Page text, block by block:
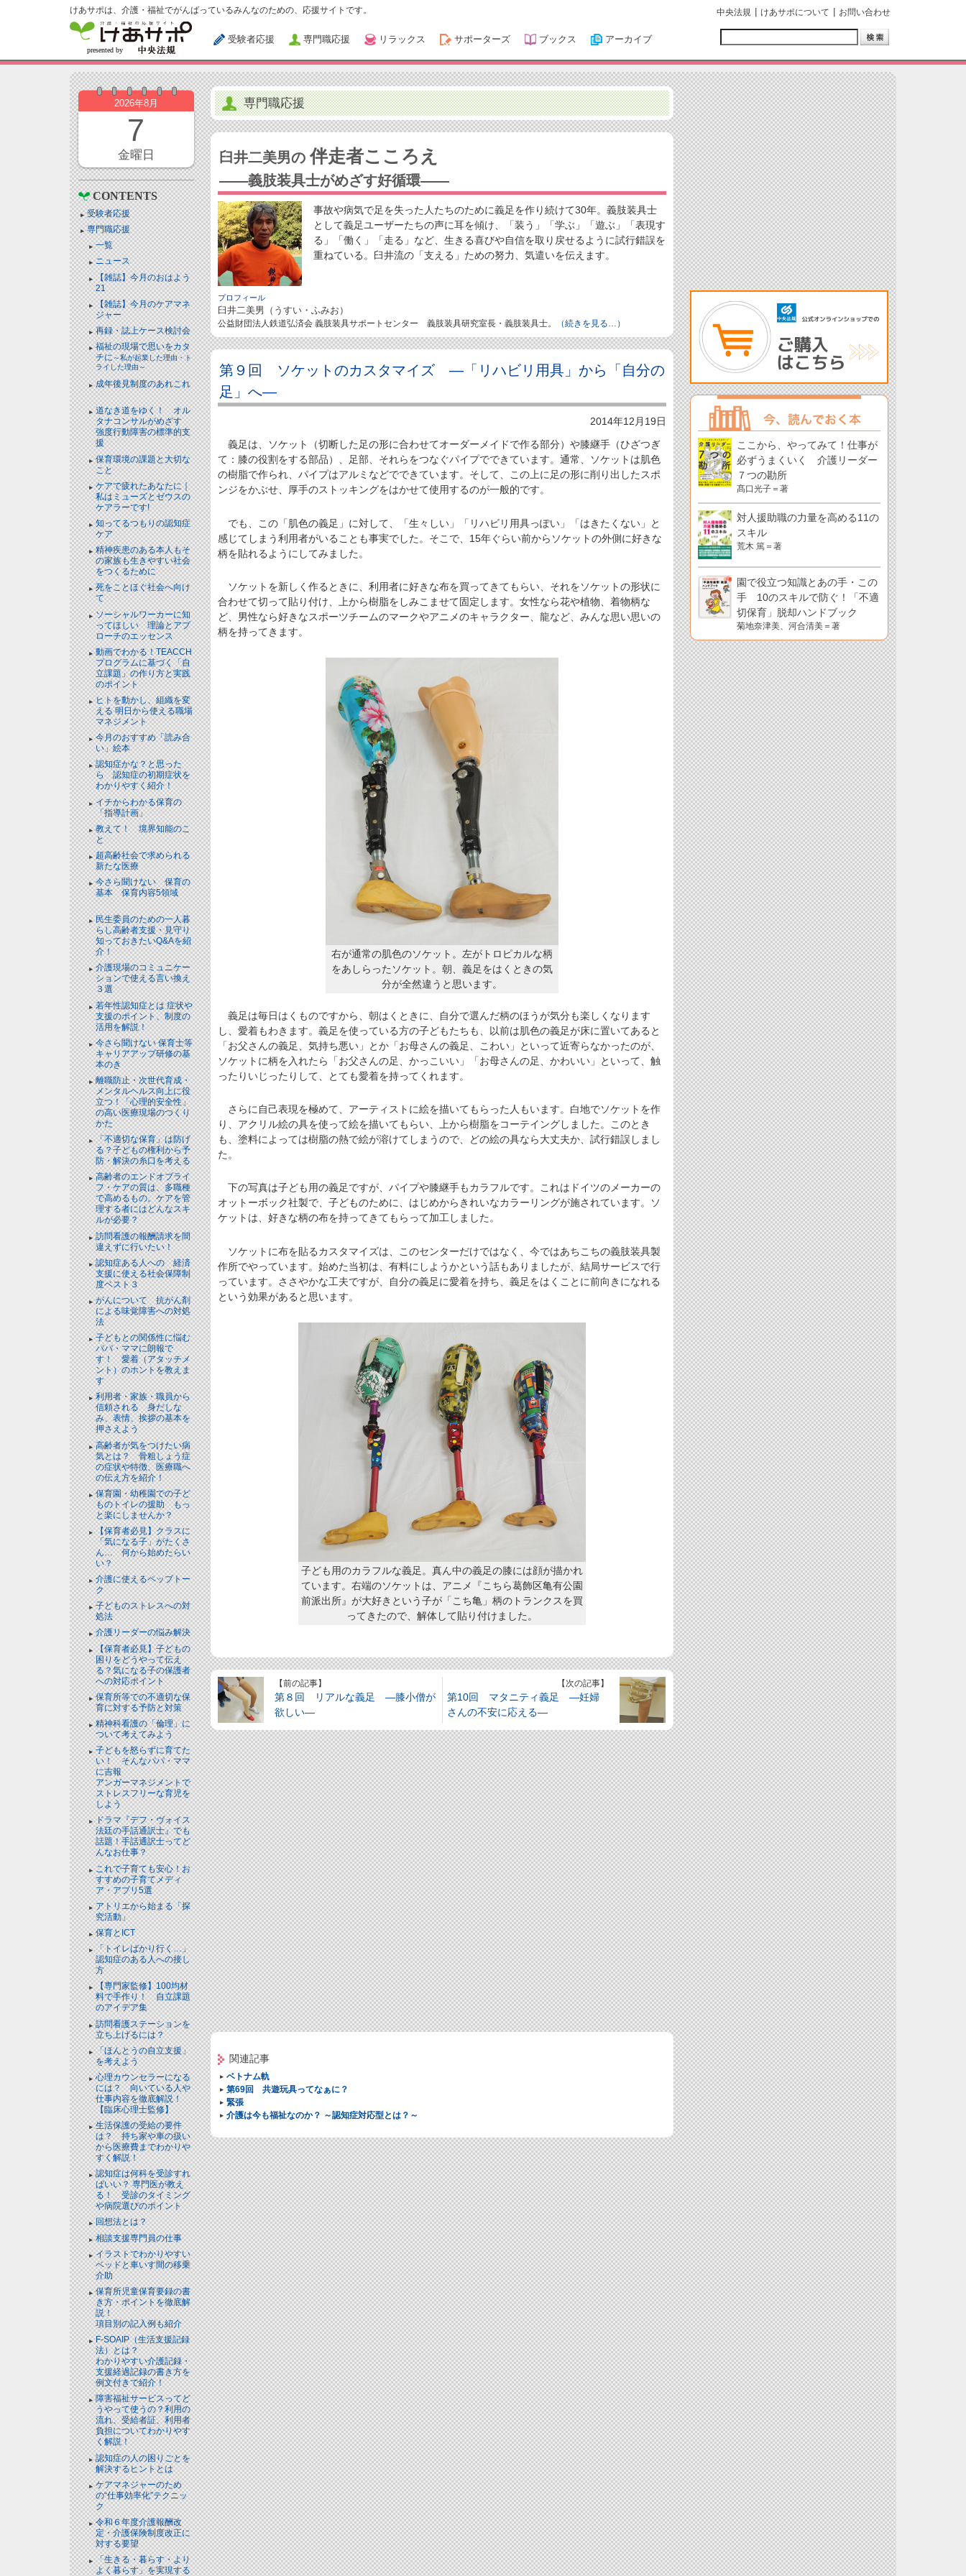
けあサポは、介護・福祉でがんばっているみんなのための、応援サイトです。
受験者応援 専門職応援 リラックス サポーターズ ブックス アーカイブ
中央法規 けあサポについて お問い合わせ
2026年8月
7
金曜日
CONTENTS
受験者応援
専門職応援
一覧
ニュース
【雑誌】今月のおはよう
21
【雑誌】今月のケアマネ
ジャー
再録・誌上ケース検討会
福祉の現場で思いをカタ
チに～私が起業した理由・ト
ライした理由～
成年後見制度のあれこれ
NEW!
道なき道をゆく！ オル
タナコンサルがめざす
強度行動障害の標準的支
援NEW!
保育環境の課題と大切な
ことNEW!
ケアで疲れたあなたに｜
私はミューズとゼウスの
ケアラーです!NEW!
知ってるつもりの認知症
ケアNEW!
精神疾患のある本人もそ
の家族も生きやすい社会
をつくるためにNEW!
死をことほぐ社会へ向け
てNEW!
ソーシャルワーカーに知
ってほしい 理論とアプ
ローチのエッセンスNEW!
動画でわかる！TEACCH
プログラムに基づく「自
立課題」の作り方と実践
のポイントNEW!
ヒトを動かし、組織を変
える 明日から使える職場
マネジメントNEW!
今月のおすすめ「読み合
い」絵本NEW!
認知症かな？と思った
ら 認知症の初期症状を
わかりやすく紹介！NEW!
イチからわかる保育の
「指導計画」NEW!
教えて！ 境界知能のこ
とNEW!
超高齢社会で求められる
新たな医療NEW!
今さら聞けない 保育の
基本 保育内容5領域
NEW!
民生委員のための一人暮
らし高齢者支援・見守り
知っておきたいQ&Aを紹
介！NEW!
介護現場のコミュニケー
ションで使える言い換え
３選NEW!
若年性認知症とは 症状や
支援のポイント、制度の
活用を解説！NEW!
今さら聞けない 保育士等
キャリアアップ研修の基
本のき
離職防止・次世代育成・
メンタルヘルス向上に役
立つ！「心理的安全性」
の高い医療現場のつくり
かた
「不適切な保育」は防げ
る？子どもの権利から予
防・解決の糸口を考える
高齢者のエンドオブライ
フ・ケアの質は、多職種
で高めるもの。ケアを管
理する者にはどんなスキ
ルが必要？
訪問看護の報酬請求を間
違えずに行いたい！
認知症ある人への 経済
支援に使える社会保障制
度ベスト３
がんについて 抗がん剤
による味覚障害への対処
法
子どもとの関係性に悩む
パパ・ママに朗報で
す！ 愛着（アタッチメ
ント）のホントを教えま
す
利用者・家族・職員から
信頼される 身だしな
み、表情、挨拶の基本を
押さえよう
高齢者が気をつけたい病
気とは？ 骨粗しょう症
の症状や特徴、医療職へ
の伝え方を紹介！
保育園・幼稚園での子ど
ものトイレの援助 もっ
と楽にしませんか？
【保育者必見】クラスに
「気になる子」がたくさ
ん… 何から始めたらい
い？
介護に使えるペップトー
ク
子どものストレスへの対
処法
介護リーダーの悩み解決
【保育者必見】子どもの
困りをどうやって伝え
る？気になる子の保護者
への対応ポイント
保育所等での不適切な保
育に対する予防と対策
精神科看護の「倫理」に
ついて考えてみよう
子どもを怒らずに育てた
い！ そんなパパ・ママ
に吉報
アンガーマネジメントで
ストレスフリーな育児を
しよう
ドラマ『デフ・ヴォイス
法廷の手話通訳士』でも
話題！手話通訳士ってど
んなお仕事？
これで子育ても安心！お
すすめの子育てメディ
ア・アプリ5選
アトリエから始まる「探
究活動」
保育とICT
「トイレばかり行く…」
認知症のある人への接し
方
【専門家監修】100均材
料で手作り！ 自立課題
のアイデア集
訪問看護ステーションを
立ち上げるには？
「ほんとうの自立支援」
を考えよう
心理カウンセラーになる
には？ 向いている人や
仕事内容を徹底解説！
【臨床心理士監修】
生活保護の受給の要件
は？ 持ち家や車の扱い
から医療費までわかりや
すく解説！
認知症は何科を受診すれ
ばいい？ 専門医が教え
る！ 受診のタイミング
や病院選びのポイント
回想法とは？
相談支援専門員の仕事
イラストでわかりやすい
ベッドと⾞いす間の移乗
介助
保育所児童保育要録の書
き方・ポイントを徹底解
説！
項目別の記入例も紹介
F-SOAIP（生活支援記録
法）とは？
わかりやすい介護記録・
支援経過記録の書き方を
例文付きで紹介！
障害福祉サービスってど
うやって使うの？利用の
流れ、受給者証、利用者
負担についてわかりやす
く解説！
認知症の人の困りごとを
解決するヒントとは
ケアマネジャーのため
の“仕事効率化”テクニッ
ク
令和６年度介護報酬改
定・介護保険制度改正に
対する要望
「生きる・暮らす・より
よく暮らす」を実現する
専門職応援
臼井二美男の伴走者こころえ
――義肢装具士がめざす好循環――
事故や病気で足を失った人たちのために義足を作り続けて30年。義肢装具士
として義足ユーザーたちの声に耳を傾け、「装う」「学ぶ」「遊ぶ」「表現す
る」「働く」「走る」など、生きる喜びや自信を取り戻せるように試行錯誤を
重ねている。臼井流の「支える」ための努力、気遣いを伝えます。
プロフィール
臼井二美男（うすい・ふみお）
公益財団法人鉄道弘済会 義肢装具サポートセンター 義肢装具研究室長・義肢装具士。 （続きを見る…）
第９回 ソケットのカスタマイズ ―「リハビリ用具」から「自分の
足」へ―
2014年12月19日
義足は、ソケット（切断した足の形に合わせてオーダーメイドで作る部分）や膝継手（ひざつぎ
て：膝の役割をする部品）、足部、それらをつなぐパイプでできています。通常、ソケットは肌色
の樹脂で作られ、パイプはアルミなどでできています。そして、この上に足の形に削り出したスポ
ンジをかぶせ、厚手のストッキングをはかせて使用するのが一般的です。
でも、この「肌色の義足」に対して、「生々しい」「リハビリ用具っぽい」「はきたくない」と
感じてしまう利用者がいることも事実でした。そこで、15年ぐらい前からソケットの外側に好きな
柄を貼れるようにしてみました。
ソケットを新しく作るときに、利用者に好きな布を買ってきてもらい、それをソケットの形状に
合わせて切って貼り付け、上から樹脂をしみこませて固定します。女性なら花や植物、着物柄な
ど、男性なら好きなスポーツチームのマークやアニメのキャラクター、龍など、みんな思い思いの
柄を持ってきます。
右が通常の肌色のソケット。左がトロピカルな柄
をあしらったソケット。朝、義足をはくときの気
分が全然違うと思います。
義足は毎日はくものですから、朝はくときに、自分で選んだ柄のほうが気分も楽しくなります
し、愛着もわきます。義足を使っている方の子どもたちも、以前は肌色の義足が床に置いてあると
「お父さんの義足、気持ち悪い」とか「お母さんの義足、こわい」といって近寄らなかったのが、
ソケットに柄を入れたら「お父さんの足、かっこいい」「お母さんの足、かわいい」といって、触
ったりいじったりして、とても愛着を持ってくれます。
さらに自己表現を極めて、アーティストに絵を描いてもらった人もいます。白地でソケットを作
り、アクリル絵の具を使って絵を描いてもらい、上から樹脂をコーテイングしました。このとき
も、塗料によっては樹脂の熱で絵が溶けてしまうので、どの絵の具なら大丈夫か、試行錯誤しまし
た。
下の写真は子ども用の義足ですが、パイプや膝継手もカラフルです。これはドイツのメーカーの
オットーボック社製で、子どものために、はじめからきれいなカラーリングが施されています。ソ
ケットは、好きな柄の布を持ってきてもらって加工しました。
ソケットに布を貼るカスタマイズは、このセンターだけではなく、今ではあちこちの義肢装具製
作所でやっています。始めた当初は、有料にしようかという話もありましたが、結局サービスで行
っています。ささやかな工夫ですが、自分の義足に愛着を持ち、義足をはくことに前向きになれる
という効果があると思います。
子ども用のカラフルな義足。真ん中の義足の膝には顔が描かれ
ています。右端のソケットは、アニメ『こちら葛飾区亀有公園
前派出所』が大好きという子が「こち亀」柄のトランクスを買
ってきたので、解体して貼り付けました。
【前の記事】
第８回 リアルな義足 ―膝小僧が
欲しい―
【次の記事】
第10回 マタニティ義足 ―妊婦
さんの不安に応える―
関連記事
ベトナム軌
第69回 共遊玩具ってなぁに？
緊張
介護は今も福祉なのか？ ～認知症対応型とは？～
ここから、やってみて！仕事が
必ずうまくいく 介護リーダー
７つの勘所
髙口光子＝著
対人援助職の力量を高める11の
スキル
荒木 篤＝著
園で役立つ知識とあの手・この
手 10のスキルで防ぐ！「不適
切保育」脱却ハンドブック
菊地奈津美、河合清美＝著